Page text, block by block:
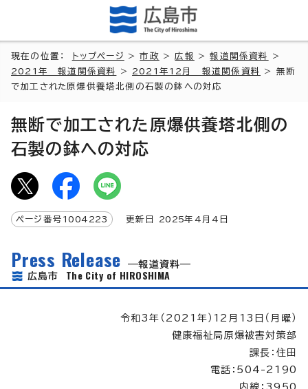
現在の位置： トップページ >市政 >広報 >報道関係資料
>
2021年 報道関係資料
> 2021年12月 報道関係資料
> 無断
で加工された原爆供養塔北側の石製の鉢への対応
無断で加工された原爆供養塔北側の
石製の鉢への対応
ページ番号 1004223 更新日 2025年4月4日
Press Release
報道資料
広島市 The City of HIROSHIMA
令和3年（2021年）12月13日（月曜）
健康福祉局原爆被害対策部
課長：住田
電話：504-2190
内線：3950